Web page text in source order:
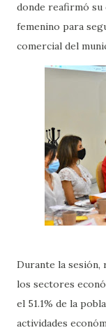
donde reafirmó
femenino para
comercial del
Durante la sesión,
los sectores
el 51.1% de la
actividades